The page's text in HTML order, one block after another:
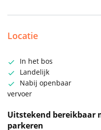
Locatie
In het bos
Landelijk
Nabij openbaar
vervoer
Uitstekend bereikbaar
parkeren